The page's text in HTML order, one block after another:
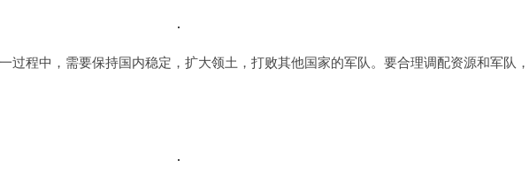
过程中，需要保持国内稳定，扩大领土，打败其他国家的军队。要合理调配资源和军队